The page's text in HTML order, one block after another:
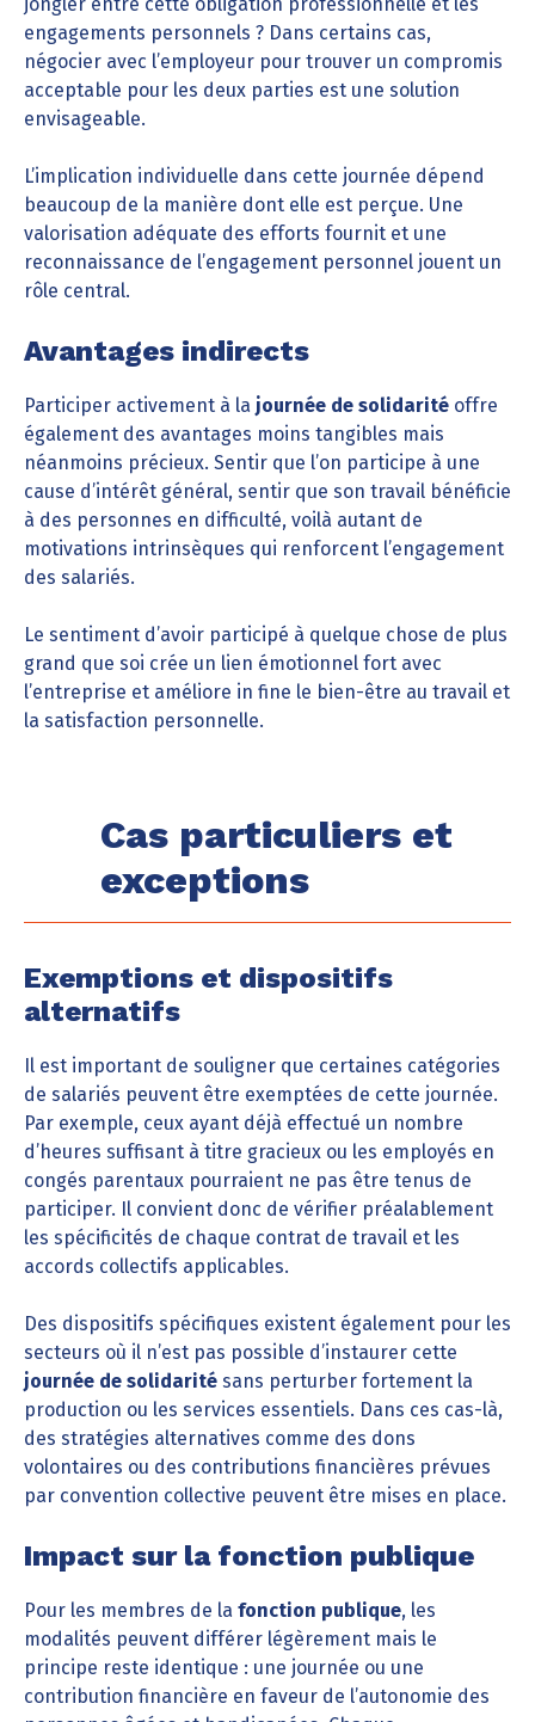
engagements personnels ? Dans certains cas,
négocier avec l’employeur pour trouver un compromis
acceptable pour les deux parties est une solution
envisageable.
L’implication individuelle dans cette journée dépend
beaucoup de la manière dont elle est perçue. Une
valorisation adéquate des efforts fournit et une
reconnaissance de l’engagement personnel jouent un
rôle central.
Avantages indirects
Participer activement à la journée de solidarité offre
également des avantages moins tangibles mais
néanmoins précieux. Sentir que l’on participe à une
cause d’intérêt général, sentir que son travail bénéficie
à des personnes en difficulté, voilà autant de
motivations intrinsèques qui renforcent l’engagement
des salariés.
Le sentiment d’avoir participé à quelque chose de plus
grand que soi crée un lien émotionnel fort avec
l’entreprise et améliore in fine le bien-être au travail et
la satisfaction personnelle.
Cas particuliers et
exceptions
Exemptions et dispositifs
alternatifs
Il est important de souligner que certaines catégories
de salariés peuvent être exemptées de cette journée.
Par exemple, ceux ayant déjà effectué un nombre
d’heures suffisant à titre gracieux ou les employés en
congés parentaux pourraient ne pas être tenus de
participer. Il convient donc de vérifier préalablement
les spécificités de chaque contrat de travail et les
accords collectifs applicables.
Des dispositifs spécifiques existent également pour les
secteurs où il n’est pas possible d’instaurer cette
journée de solidarité sans perturber fortement la
production ou les services essentiels. Dans ces cas-là,
des stratégies alternatives comme des dons
volontaires ou des contributions financières prévues
par convention collective peuvent être mises en place.
Impact sur la fonction publique
Pour les membres de la fonction publique, les
modalités peuvent différer légèrement mais le
principe reste identique : une journée ou une
contribution financière en faveur de l’autonomie des